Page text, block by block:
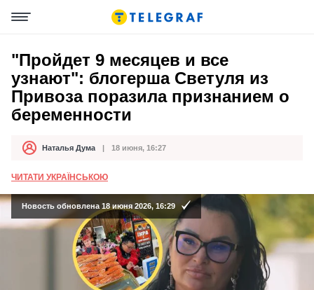
"Пройдет 9 месяцев и все
узнают": блогерша Светуля из
Привоза поразила признанием о
беременности
АвторНаталья Дума
Дата публикации 18 июня, 16:27
ЧИТАТИ УКРАЇНСЬКОЮ
Новость обновлена 18 июня 2026, 16:29